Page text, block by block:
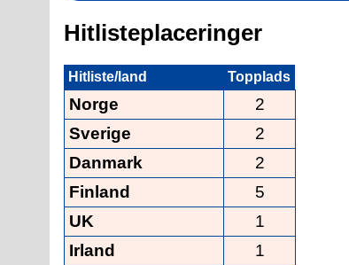
Hitlisteplaceringer
Hitliste/land Topplads
Norge
2
Sverige
2
Danmark
2
Finland
5
UK
1
Irland
1